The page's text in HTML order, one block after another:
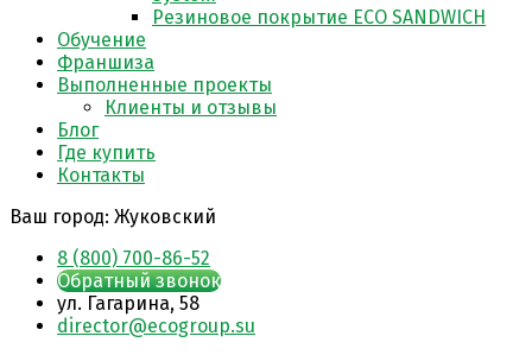
Резиновое покрытие ECO SANDWICH
Обучение
Франшиза
Выполненные проекты
Клиенты и отзывы
Блог
Где купить
Контакты
Ваш город: Жуковский
8 (800) 700-86-52
Обратный звонок
ул. Гагарина, 58
director@ecogroup.su